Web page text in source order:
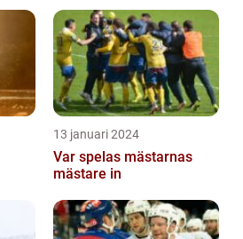
13 januari 2024
Var spelas mästarnas
mästare in